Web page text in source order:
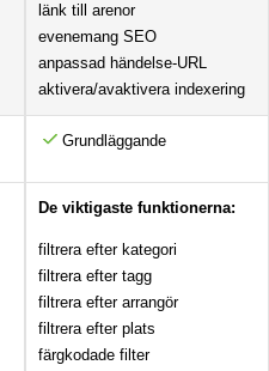
länk till arenor
evenemang SEO
anpassad händelse-URL
aktivera/avaktivera indexering
Grundläggande
De viktigaste funktionerna:
filtrera efter kategori
filtrera efter tagg
filtrera efter arrangör
filtrera efter plats
färgkodade filter